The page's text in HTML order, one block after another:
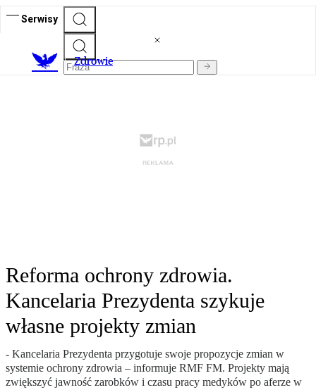
Serwisy
Zdrowie
Reforma ochrony zdrowia.
Kancelaria Prezydenta szykuje
własne projekty zmian
- Kancelaria Prezydenta przygotuje swoje propozycje zmian w
systemie ochrony zdrowia – informuje RMF FM. Projekty mają
zwiększyć jawność zarobków i czasu pracy medyków po aferze w